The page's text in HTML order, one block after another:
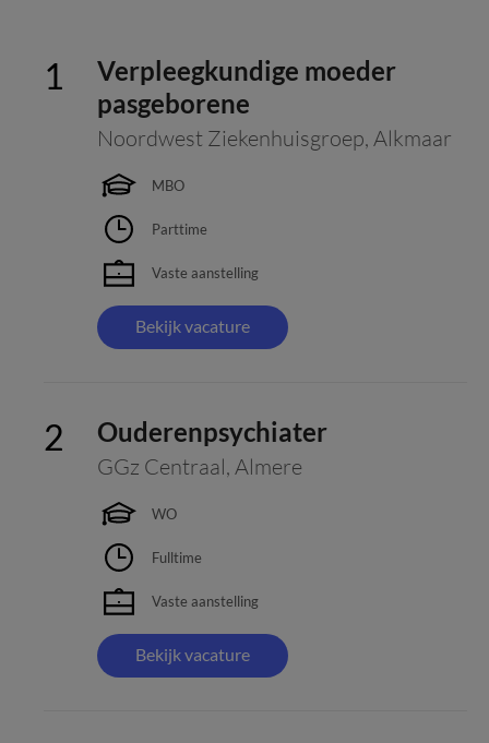
Verpleegkundige moeder
pasgeborene
Noordwest Ziekenhuisgroep, Alkmaar
MBO
Parttime
Vaste aanstelling
Bekijk vacature
Ouderenpsychiater
GGz Centraal, Almere
WO
Fulltime
Vaste aanstelling
Bekijk vacature